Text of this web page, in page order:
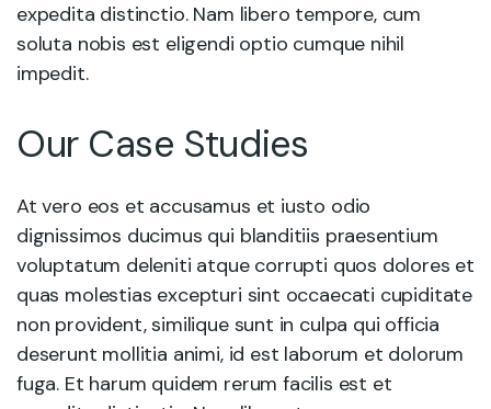
expedita distinctio. Nam libero tempore, cum
soluta nobis est eligendi optio cumque nihil
impedit.
Our Case Studies
At vero eos et accusamus et iusto odio
dignissimos ducimus qui blanditiis praesentium
voluptatum deleniti atque corrupti quos dolores et
quas molestias excepturi sint occaecati cupiditate
non provident, similique sunt in culpa qui officia
deserunt mollitia animi, id est laborum et dolorum
fuga. Et harum quidem rerum facilis est et